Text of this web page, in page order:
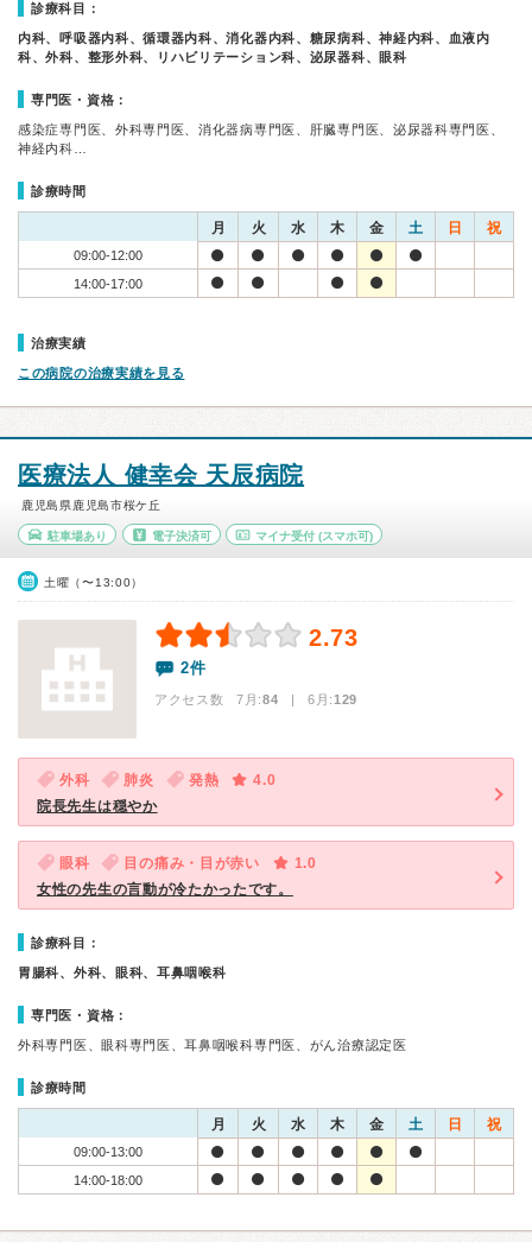
診療科目：
内科、呼吸器内科、循環器内科、消化器内科、糖尿病科、神経内科、血液内
科、外科、整形外科、リハビリテーション科、泌尿器科、眼科
専門医・資格：
感染症専門医、外科専門医、消化器病専門医、肝臓専門医、泌尿器科専門医、
神経内科…
診療時間
月 火 水 木 金 土 日 祝
09:00-12:00
14:00-17:00
治療実績
この病院の治療実績を見る
医療法人 健幸会 天辰病院
鹿児島県鹿児島市桜ケ丘
駐車場あり 電子決済可 マイナ受付 (スマホ可)
土曜（〜13:00）
2.73
2件
アクセス数 7月:84 | 6月:129
外科 肺炎 発熱
4.0
院長先生は穏やか
眼科 目の痛み・目が赤い
1.0
女性の先生の言動が冷たかったです。
診療科目：
胃腸科、外科、眼科、耳鼻咽喉科
専門医・資格：
外科専門医、眼科専門医、耳鼻咽喉科専門医、がん治療認定医
診療時間
月 火 水 木 金 土 日 祝
09:00-13:00
14:00-18:00